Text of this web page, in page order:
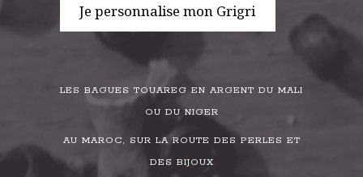
Je personnalise mon Grigri
LES BAGUES TOUAREG EN ARGENT DU MALI
OU DU NIGER
AU MAROC, SUR LA ROUTE DES PERLES ET
DES BIJOUX